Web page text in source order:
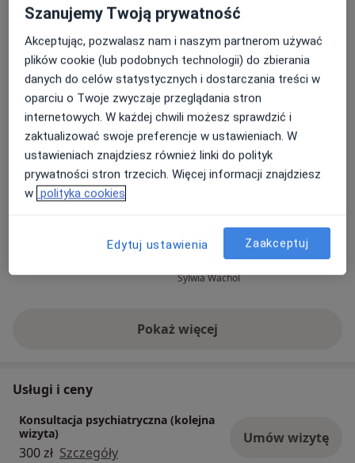
Zobacz galerię (6)
W pigułce
pierwszych chwil czułam się
zaopiekowana i zrozumiana. Pani
Sylwia Wachol
wspaniały
proces
Pokaż więcejo doświadczeniu
Usługi i ceny
Konsultacja psychiatryczna (kolejna
wizyta)
300 zł Szczegóły
Umów wizytę
Szanujemy Twoją prywatność
Akceptując, pozwalasz nam i naszym partnerom używać
plików cookie (lub podobnych technologii) do zbierania
danych do celów statystycznych i dostarczania treści w
oparciu o Twoje zwyczaje przeglądania stron
internetowych. W każdej chwili możesz sprawdzić i
zaktualizować swoje preferencje w ustawieniach. W
ustawieniach znajdziesz również linki do polityk
prywatności stron trzecich. Więcej informacji znajdziesz
w polityka cookies
Edytuj ustawienia Zaakceptuj